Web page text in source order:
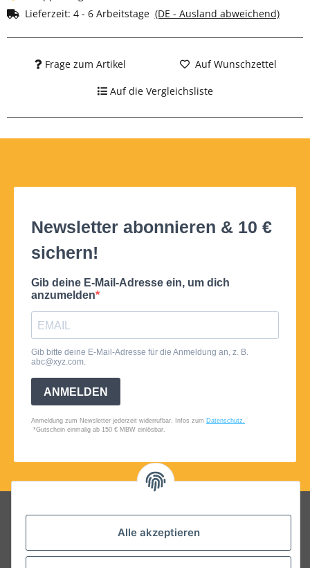
Alle akzeptieren
Lieferzeit: 4 - 6 Arbeitstage (DE - Ausland abweichend)
Frage zum Artikel Auf Wunschzettel
Auf die Vergleichsliste
Folgt uns auf Social Media